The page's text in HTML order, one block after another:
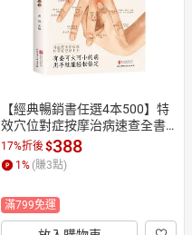
【經典暢銷書任選4本500】特
效穴位對症按摩治病速查全書
（附加碼02）-ZH丨天龍圖書簡
體字專賣店丨9787550225541
02 (tl2605_中智)
17%折後$388
1 % (賺3點)
滿799免運